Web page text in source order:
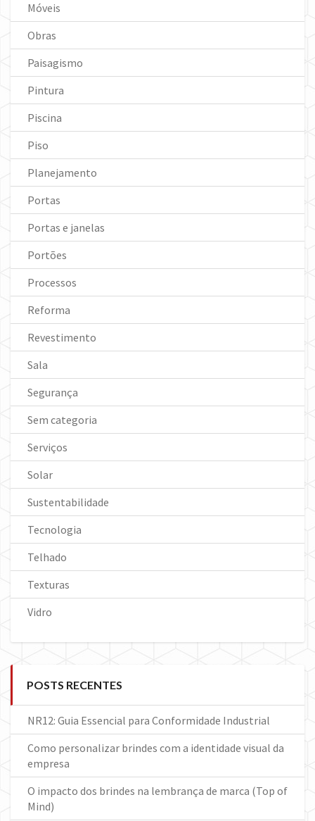
Móveis
Obras
Paisagismo
Pintura
Piscina
Piso
Planejamento
Portas
Portas e janelas
Portões
Processos
Reforma
Revestimento
Sala
Segurança
Sem categoria
Serviços
Solar
Sustentabilidade
Tecnologia
Telhado
Texturas
Vidro
POSTS RECENTES
NR12: Guia Essencial para Conformidade Industrial
Como personalizar brindes com a identidade visual da
empresa
O impacto dos brindes na lembrança de marca (Top of
Mind)